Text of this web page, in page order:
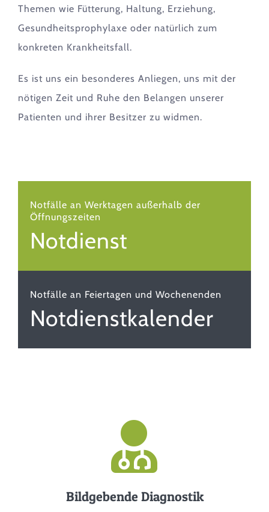
Themen wie Fütterung, Haltung, Erziehung,
Gesundheitsprophylaxe oder natürlich zum
konkreten Krankheitsfall.
Es ist uns ein besonderes Anliegen, uns mit der
nötigen Zeit und Ruhe den Belangen unserer
Patienten und ihrer Besitzer zu widmen.
Notfälle an Werktagen außerhalb der
Öffnungszeiten
Notdienst
Notfälle an Feiertagen und Wochenenden
Notdienst­kalender
Bildgebende Diagnostik